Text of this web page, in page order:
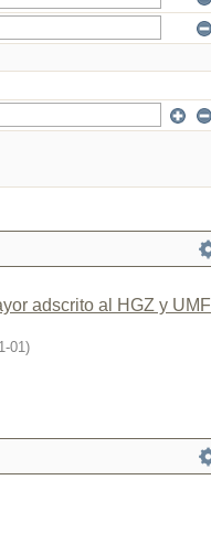
adscrito al HGZ y UMF
01)